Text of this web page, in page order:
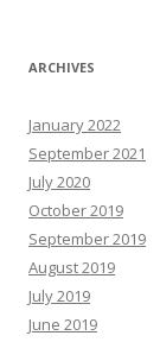
ARCHIVES
January 2022
September 2021
July 2020
October 2019
September 2019
August 2019
July 2019
June 2019